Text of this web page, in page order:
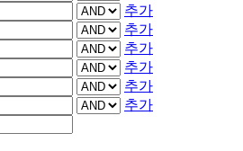
추가
추가
추가
추가
추가
추가